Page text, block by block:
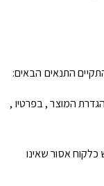
המוצר , בפרטיו ,
כלקוח אסור שאינו